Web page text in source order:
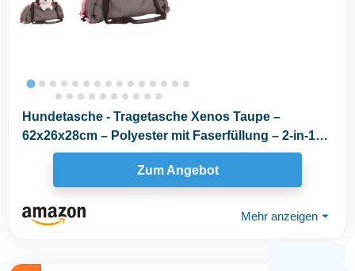
Hundetasche - Tragetasche Xenos Taupe –
62x26x28cm – Polyester mit Faserfüllung – 2-in-1
Zum Angebot
Mehr anzeigen ⏷